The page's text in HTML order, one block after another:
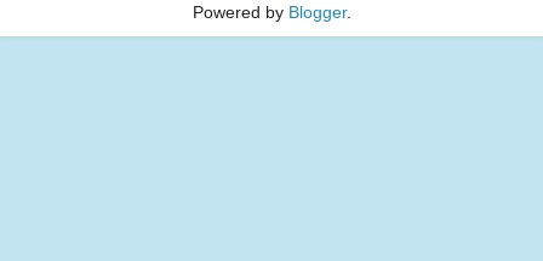
Powered by Blogger.